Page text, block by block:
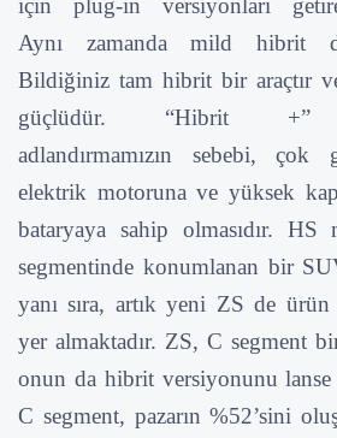
Aynı zamanda mild hibrit
Bildiğiniz tam hibrit bir araçtır
güçlüdür. “Hibrit +”
adlandırmamızın sebebi,
elektrik motoruna ve yüksek
bataryaya sahip olmasıdır. HS
segmentinde konumlanan bir
yanı sıra, artık yeni ZS de ürün
yer almaktadır. ZS, C segment
onun da hibrit versiyonunu lanse
C segment, pazarın %52’sini